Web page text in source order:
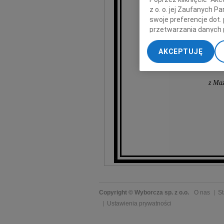
z
Copyright © Wyborcza sp. z o.o. O nas
Ustawienia prywatności
z o. o. jej Zaufanych
swoje preferencje dot.
przetwarzania danych
„Ustawienia
My, nasi Zaufani
dokładnych danych
Przechowywanie
treści, badnie
AKCEPTUJĘ